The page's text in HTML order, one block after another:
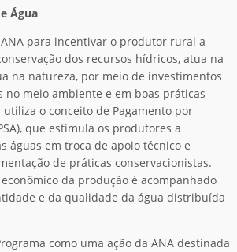
Água
para incentivar o produtor rural a
dos recursos hídricos, atua na
na natureza, por meio de investimentos
no meio ambiente e em boas práticas
o conceito de Pagamento por
que estimula os produtores a
águas em troca de apoio técnico e
de práticas conservacionistas.
da produção é acompanhado
e da qualidade da água distribuída
como uma ação da ANA destinada